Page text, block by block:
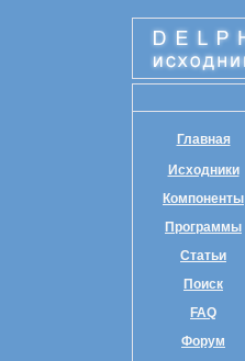
Главная
Исходники
Компоненты
Программы
Статьи
Поиск
FAQ
Форум